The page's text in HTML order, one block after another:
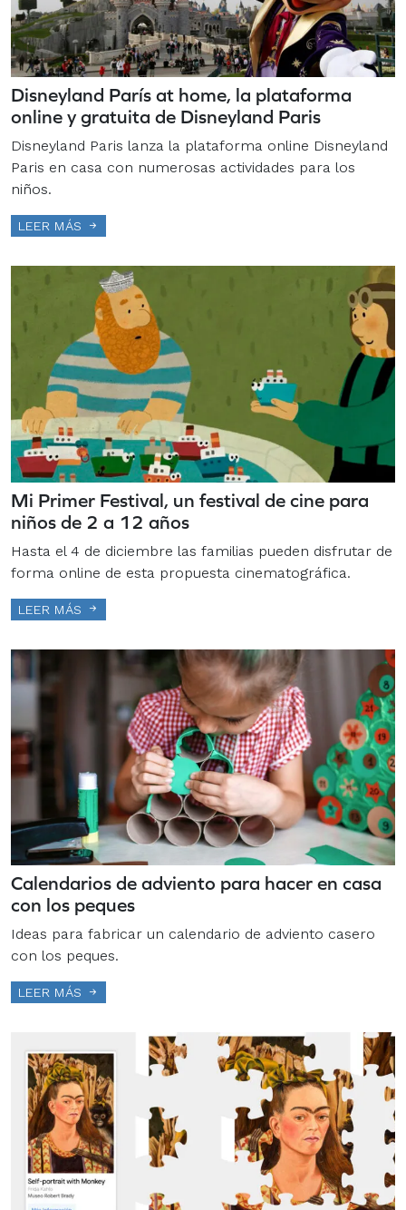
Disneyland París at home, la plataforma
online y gratuita de Disneyland Paris
Disneyland Paris lanza la plataforma online Disneyland
Paris en casa con numerosas actividades para los
niños.
LEER MÁS
Mi Primer Festival, un festival de cine para
niños de 2 a 12 años
Hasta el 4 de diciembre las familias pueden disfrutar de
forma online de esta propuesta cinematográfica.
LEER MÁS
Calendarios de adviento para hacer en casa
con los peques
Ideas para fabricar un calendario de adviento casero
con los peques.
LEER MÁS